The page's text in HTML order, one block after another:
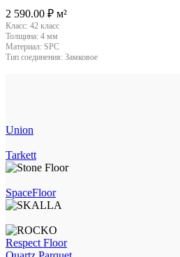
2 590.00 ₽ м²
Класс: 42 класс
Толщина: 4 мм
Материал: SPC
Тип соединения: Замковое
Union
Tarkett
SpaceFloor
Respect Floor